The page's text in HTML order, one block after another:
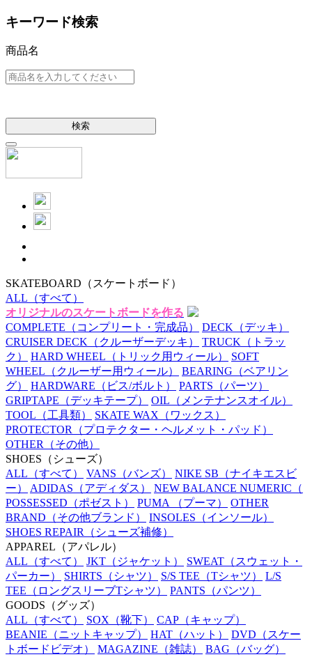
キーワード検索
商品名
検索
SKATEBOARD （スケートボード）
ALL （すべて）
オリジナルのスケートボードを作る
COMPLETE （コンプリート・完成品） DECK （デッキ）
CRUISER DECK （クルーザーデッキ） TRUCK （トラッ
ク）
HARD WHEEL （トリック用ウィール）
SOFT
WHEEL （クルーザー用ウィール） BEARING （ベアリン
グ）
HARDWARE （ビス/ボルト） PARTS （パーツ）
GRIPTAPE （デッキテープ） OIL （メンテナンスオイル）
TOOL （工具類） SKATE WAX （ワックス）
PROTECTOR （プロテクター・ヘルメット・パッド）
OTHER （その他）
SHOES （シューズ）
ALL （すべて） VANS （バンズ） NIKE SB （ナイキエスビ
ー）
ADIDAS （アディダス） NEW BALANCE NUMERIC （
POSSESSED （ポゼスト） PUMA （プーマ）
OTHER
BRAND （その他ブランド） INSOLES （インソール）
SHOES REPAIR （シューズ補修）
APPAREL （アパレル）
ALL （すべて） JKT （ジャケット） SWEAT （スウェット・
パーカー）
SHIRTS （シャツ） S/S TEE （Tシャツ）
L/S
TEE （ロングスリーブTシャツ） PANTS （パンツ）
GOODS （グッズ）
ALL （すべて） SOX （靴下） CAP （キャップ）
BEANIE （ニットキャップ） HAT （ハット） DVD （スケー
トボードビデオ）
MAGAZINE （雑誌） BAG （バッグ）